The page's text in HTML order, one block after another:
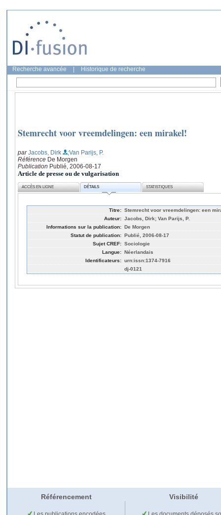
Recherche avancée Historique de recherche
Stemrecht voor vreemdelingen: een mirakel!
parJacobs, Dirk
;Van Parijs, P.
Référence De Morgen
Publication Publié, 2006-08-17
Article de presse ou de vulgarisation
ACCÈS EN LIGNE DÉTAILS STATISTIQUES
Titre: Stemrecht voor vreemdelingen: een
Auteur: Jacobs, Dirk; Van Parijs, P.
Informations sur la publication: De Morgen
Statut de publication: Publié, 2006-08-17
Sujet CREF: Sociologie
Langue: Néerlandais
Identificateurs: urn:issn:1374-7916
dj-0121
Référencement Visibilité